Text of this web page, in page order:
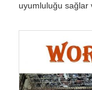
uyumluluğu sağlar